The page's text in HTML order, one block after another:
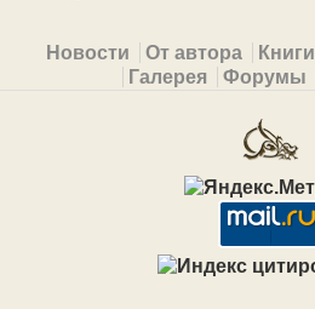
Primary menu
Новости От автора Книги
Галерея
Форумы